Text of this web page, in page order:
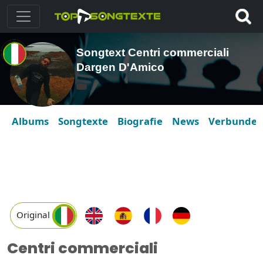
Songtext Centri commerciali
Dargen D'Amico
Albums Songtexte Biografie News Verbunden
Original
Centri commerciali